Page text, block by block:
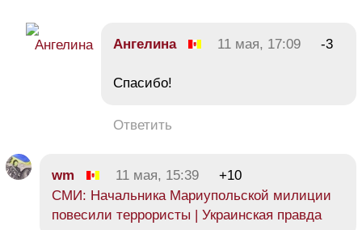
Ангелина 11 мая, 17:09 -3
Спасибо!
Ответить
wm 11 мая, 15:39
+10
СМИ: Начальника Мариупольской милиции
повесили террористы | Украинская правда